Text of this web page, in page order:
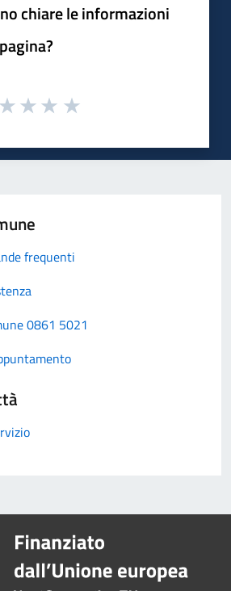
chiare le informazioni
frequenti
0861 5021